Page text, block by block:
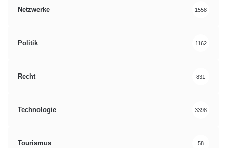
Netzwerke 1558
Politik 1162
Recht 831
Technologie 3398
Tourismus 58